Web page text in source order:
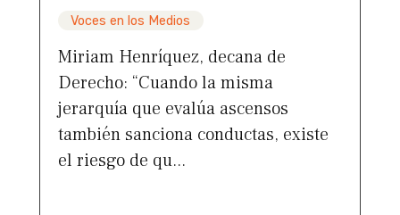
Voces en los Medios
Miriam Henríquez, decana de
Derecho: “Cuando la misma
jerarquía que evalúa ascensos
también sanciona conductas, existe
el riesgo de qu...